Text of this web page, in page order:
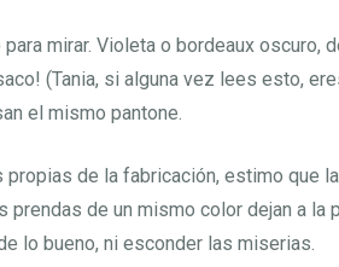
para mirar. Violeta o bordeaux oscuro,
(Tania, si alguna vez lees esto,
el mismo pantone.
de la fabricación, estimo que
prendas de un mismo color dejan a la
lo bueno, ni esconder las miserias.